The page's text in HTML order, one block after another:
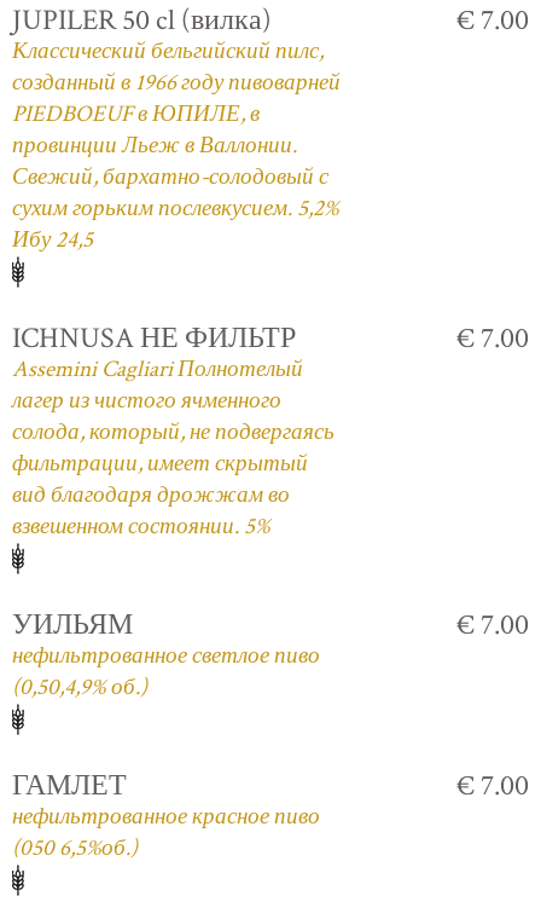
JUPILER 50 cl (вилка)
Классический бельгийский пилс,
созданный в 1966 году пивоварней
PIEDBOEUF в ЮПИЛЕ, в
провинции Льеж в Валлонии.
Свежий, бархатно-солодовый с
сухим горьким послевкусием. 5,2%
Ибу 24,5
€ 7.00
ICHNUSA НЕ ФИЛЬТР
Assemini Cagliari Полнотелый
лагер из чистого ячменного
солода, который, не подвергаясь
фильтрации, имеет скрытый
вид благодаря дрожжам во
взвешенном состоянии. 5%
€ 7.00
УИЛЬЯМ
нефильтрованное светлое пиво
(0,50,4,9% об.)
€ 7.00
ГАМЛЕТ
нефильтрованное красное пиво
(050 6,5%об.)
€ 7.00